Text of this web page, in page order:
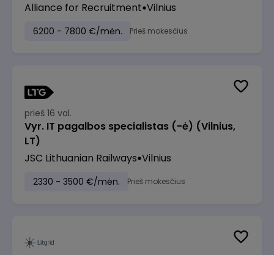
Alliance for Recruitment Vilnius
6200 - 7800 €/mėn. Prieš mokesčius
prieš 16 val.
Vyr. IT pagalbos specialistas (-ė) (Vilnius,
LT)
JSC Lithuanian Railways Vilnius
2330 - 3500 €/mėn. Prieš mokesčius